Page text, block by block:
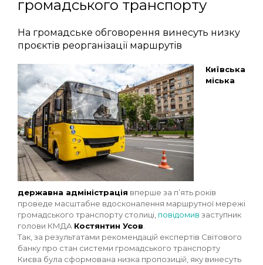
громадського транспорту
На громадське обговорення винесуть низку
проєктів реорганізації маршрутів
Київська
міська
державна адміністрація вперше за п’ять років
проведе масштабне вдосконалення маршрутної мережі
громадського транспорту столиці, повідомив заступник
голови КМДА Костянтин Усов
Так, за результатами рекомендацій експертів Світового
банку про стан системи громадського транспорту
Києва була сформована низка пропозицій, яку винесуть